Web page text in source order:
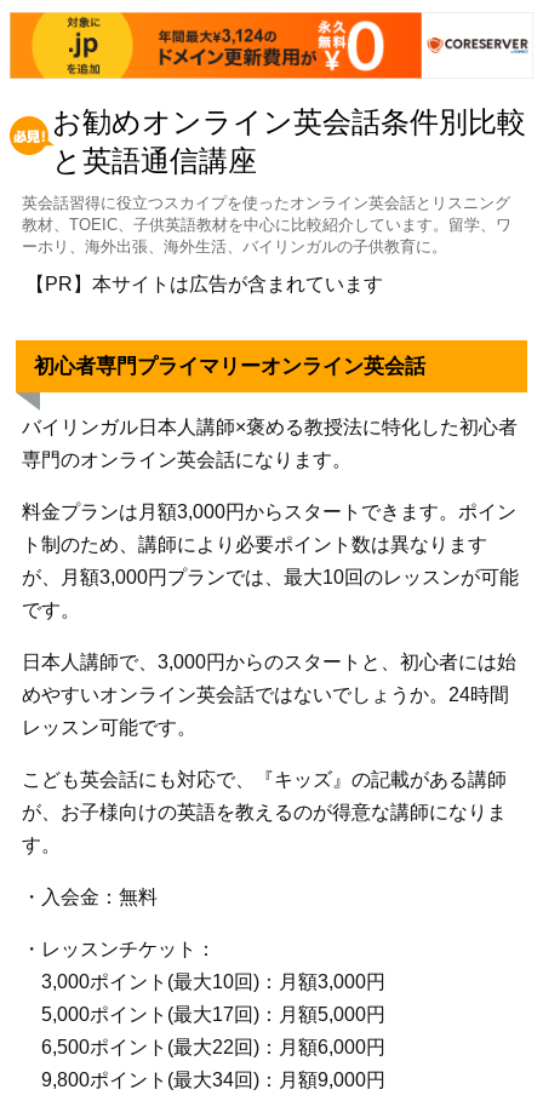
お勧めオンライン英会話条件別比較
と英語通信講座
英会話習得に役立つスカイプを使ったオンライン英会話とリスニング
教材、TOEIC、子供英語教材を中心に比較紹介しています。留学、ワ
ーホリ、海外出張、海外生活、バイリンガルの子供教育に。
【PR】本サイトは広告が含まれています
初心者専門プライマリーオンライン英会話
バイリンガル日本人講師×褒める教授法に特化した初心者
専門のオンライン英会話になります。
料金プランは月額3,000円からスタートできます。ポイン
ト制のため、講師により必要ポイント数は異なります
が、月額3,000円プランでは、最大10回のレッスンが可能
です。
日本人講師で、3,000円からのスタートと、初心者には始
めやすいオンライン英会話ではないでしょうか。24時間
レッスン可能です。
こども英会話にも対応で、『キッズ』の記載がある講師
が、お子様向けの英語を教えるのが得意な講師になりま
す。
・入会金：無料
・レッスンチケット：
3,000ポイント(最大10回)：月額3,000円
5,000ポイント(最大17回)：月額5,000円
6,500ポイント(最大22回)：月額6,000円
9,800ポイント(最大34回)：月額9,000円